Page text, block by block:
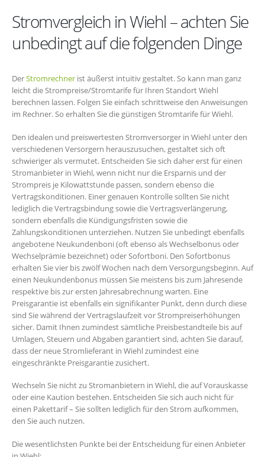
Stromvergleich in Wiehl – achten Sie
unbedingt auf die folgenden Dinge
DerStromrechner ist äußerst intuitiv gestaltet. So kann man ganz
leicht die Strompreise/Stromtarife für Ihren Standort Wiehl
berechnen lassen. Folgen Sie einfach schrittweise den Anweisungen
im Rechner. So erhalten Sie die günstigen Stromtarife für Wiehl.
Den idealen und preiswertesten Stromversorger in Wiehl unter den
verschiedenen Versorgern herauszusuchen, gestaltet sich oft
schwieriger als vermutet. Entscheiden Sie sich daher erst für einen
Stromanbieter in Wiehl, wenn nicht nur die Ersparnis und der
Strompreis je Kilowattstunde passen, sondern ebenso die
Vertragskonditionen. Einer genauen Kontrolle sollten Sie nicht
lediglich die Vertragsbindung sowie die Vertragsverlängerung,
sondern ebenfalls die Kündigungsfristen sowie die
Zahlungskonditionen unterziehen. Nutzen Sie unbedingt ebenfalls
angebotene Neukundenboni (oft ebenso als Wechselbonus oder
Wechselprämie bezeichnet) oder Sofortboni. Den Sofortbonus
erhalten Sie vier bis zwölf Wochen nach dem Versorgungsbeginn. Auf
einen Neukundenbonus müssen Sie meistens bis zum Jahresende
respektive bis zur ersten Jahresabrechnung warten. Eine
Preisgarantie ist ebenfalls ein signifikanter Punkt, denn durch diese
sind Sie während der Vertragslaufzeit vor Strompreiserhöhungen
sicher. Damit Ihnen zumindest sämtliche Preisbestandteile bis auf
Umlagen, Steuern und Abgaben garantiert sind, achten Sie darauf,
dass der neue Stromlieferant in Wiehl zumindest eine
eingeschränkte Preisgarantie zusichert.
Wechseln Sie nicht zu Stromanbietern in Wiehl, die auf Vorauskasse
oder eine Kaution bestehen. Entscheiden Sie sich auch nicht für
einen Pakettarif – Sie sollten lediglich für den Strom aufkommen,
den Sie auch nutzen.
Die wesentlichsten Punkte bei der Entscheidung für einen Anbieter